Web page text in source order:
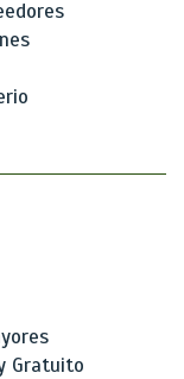
Gratuito